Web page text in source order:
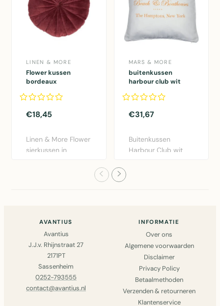
LINEN & MORE
Flower kussen
bordeaux
€18,45
Linen & More Flower
sierkussen in
MARS & MORE
buitenkussen
harbour club wit
€31,67
Buitenkussen
Harbour Club wit
AVANTIUS
Avantius
J.J.v. Rhijnstraat 27
2171PT
Sassenheim
0252-793555
contact@avantius.nl
INFORMATIE
Over ons
Algemene voorwaarden
Disclaimer
Privacy Policy
Betaalmethoden
Verzenden & retourneren
Klantenservice